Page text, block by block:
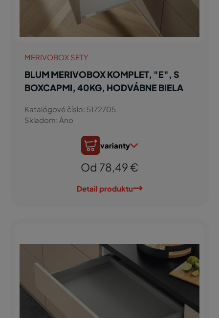
MERIVOBOX SETY
BLUM MERIVOBOX KOMPLET, "E", S
BOXCAPMI, 40KG, HODVÁBNE BIELA
Katalógové číslo: 5172705
Skladom: Áno
varianty
Od 78,49 €
Detail produktu